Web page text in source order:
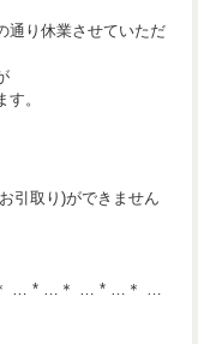
通り休業させていただ
。
引取り)ができません
… * …＊ … * …＊ …